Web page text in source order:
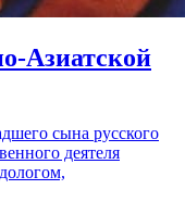
Азиатской
сына русского
деятеля